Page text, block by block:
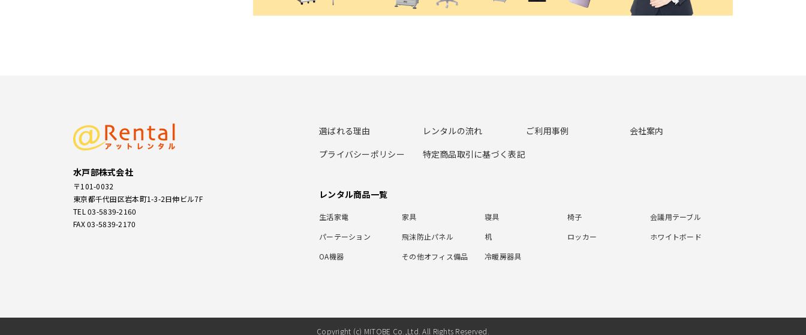
水戸部株式会社
〒101-0032
東京都千代田区岩本町1-3-2日伸ビル7F
TEL 03-5839-2160
FAX 03-5839-2170
選ばれる理由 レンタルの流れ ご利用事例
会社案内
プライバシーポリシー
特定商品取引に基づく表記
レンタル商品一覧
生活家電 家具 寝具 椅子
会議用テーブル
パーテーション
飛沫防止パネル 机 ロッカー
ホワイトボード
OA機器
その他オフィス備品 冷暖房器具
Copyright (c) MITOBE Co.,Ltd. All Rights Reserved.